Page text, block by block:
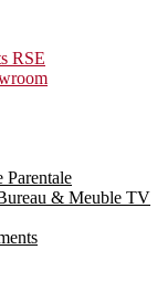
RSE
Parentale
& Meuble TV